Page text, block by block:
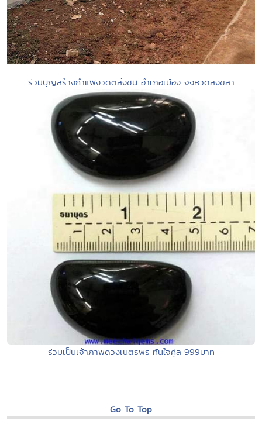
ร่วมบุญสร้างกำแพงวัดตลิ่งชัน อำเภอเมือง จังหวัดสงขลา
ร่วมเป็นเจ้าภาพดวงเนตรพระทันใจคู่ละ999บาท
Go To Top